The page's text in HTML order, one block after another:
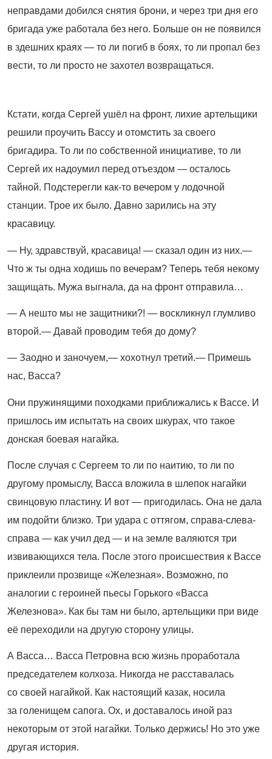
неправдами добился снятия брони, и через три дня его
бригада уже работала без него. Больше он не появился
в здешних краях — то ли погиб в боях, то ли пропал без
вести, то ли просто не захотел возвращаться.
Кстати, когда Сергей ушёл на фронт, лихие артельщики
решили проучить Вассу и отомстить за своего
бригадира. То ли по собственной инициативе, то ли
Сергей их надоумил перед отъездом — осталось
тайной. Подстерегли как-то вечером у лодочной
станции. Трое их было. Давно зарились на эту
красавицу.
— Ну, здравствуй, красавица! — сказал один из них.—
Что ж ты одна ходишь по вечерам? Теперь тебя некому
защищать. Мужа выгнала, да на фронт отправила…
— А нешто мы не защитники?! — воскликнул глумливо
второй.— Давай проводим тебя до дому?
— Заодно и заночуем,— хохотнул третий.— Примешь
нас, Васса?
Они пружинящими походками приближались к Вассе. И
пришлось им испытать на своих шкурах, что такое
донская боевая нагайка.
После случая с Сергеем то ли по наитию, то ли по
другому промыслу, Васса вложила в шлепок нагайки
свинцовую пластину. И вот — пригодилась. Она не дала
им подойти близко. Три удара с оттягом, справа-слева-
справа — как учил дед — и на земле валяются три
извивающихся тела. После этого происшествия к Вассе
приклеили прозвище «Железная». Возможно, по
аналогии с героиней пьесы Горького «Васса
Железнова». Как бы там ни было, артельщики при виде
её переходили на другую сторону улицы.
А Васса… Васса Петровна всю жизнь проработала
председателем колхоза. Никогда не расставалась
со своей нагайкой. Как настоящий казак, носила
за голенищем сапога. Ох, и доставалось иной раз
некоторым от этой нагайки. Только держись! Но это уже
другая история.